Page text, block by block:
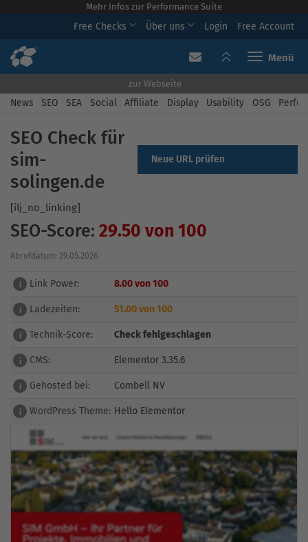
Mehr Infos zur Performance Suite
Free Checks Über uns Login Free Account
Toggle
zur Webseite
News SEO SEA Social Affiliate Display Usability OSG
SEO Check für
sim-
solingen.de
Neue URL prüfen
[ilj_no_linking]
SEO-Score: 29.50 von 100
Abrufdatum: 29.05.2026
i Link Power: 8.00 von 100
i Ladezeiten: 51.00 von 100
i Technik-Score: Check fehlgeschlagen
i CMS: Elementor 3.35.6
i Gehosted bei: Combell NV
i WordPress Theme: Hello Elementor